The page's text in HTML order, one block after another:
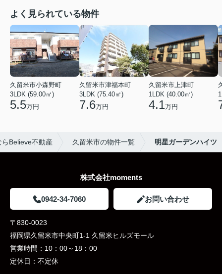
よく見られている物件
久留米市小森野町
3LDK (59.00㎡)
5.5万円
久留米市津福本町
3LDK (75.40㎡)
7.6万円
久留米市上津町
1LDK (40.00㎡)
4.1万円
Believe不動産 久留米市の物件一覧 明星ガーデンハイツ
株式会社moments
0942-34-7060 お問い合わせ
〒830-0023
福岡県久留米市中央町1-1 久留米ヒルズモール
営業時間： 10：00～18：00
定休日： 不定休